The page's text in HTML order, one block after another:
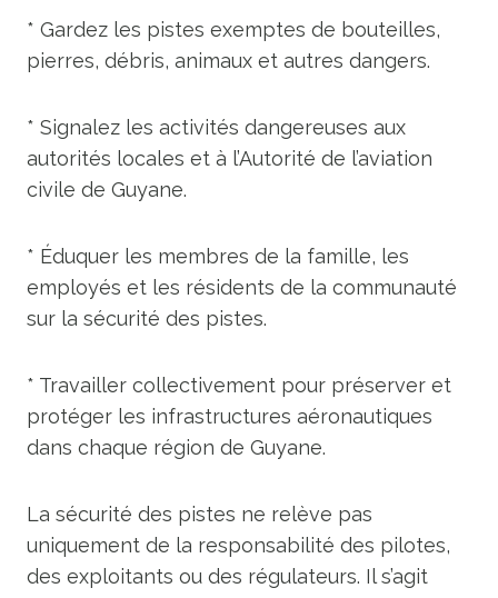
* Gardez les pistes exemptes de bouteilles,
pierres, débris, animaux et autres dangers.
* Signalez les activités dangereuses aux
autorités locales et à l’Autorité de l’aviation
civile de Guyane.
* Éduquer les membres de la famille, les
employés et les résidents de la communauté
sur la sécurité des pistes.
* Travailler collectivement pour préserver et
protéger les infrastructures aéronautiques
dans chaque région de Guyane.
La sécurité des pistes ne relève pas
uniquement de la responsabilité des pilotes,
des exploitants ou des régulateurs. Il s’agit